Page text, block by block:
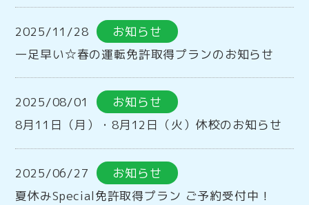
2025/11/28
お知らせ
一足早い☆春の運転免許取得プランのお知らせ
2025/08/01
お知らせ
8月11日（月）・8月12日（火）休校のお知らせ
2025/06/27
お知らせ
夏休みSpecial免許取得プラン ご予約受付中！